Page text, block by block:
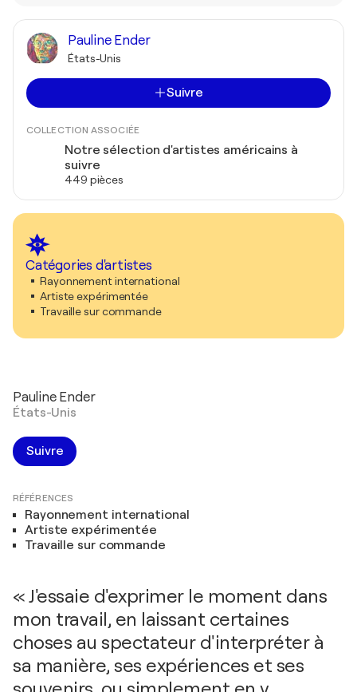
Pauline Ender
États-Unis
Suivre
COLLECTION ASSOCIÉE
Notre sélection d'artistes américains à
suivre
449 pièces
Catégories d'artistes
Rayonnement international
Artiste expérimentée
Travaille sur commande
Pauline Ender
États-Unis
Suivre
RÉFÉRENCES
Rayonnement international
Artiste expérimentée
Travaille sur commande
« J'essaie d'exprimer le moment dans
mon travail, en laissant certaines
choses au spectateur d'interpréter à
sa manière, ses expériences et ses